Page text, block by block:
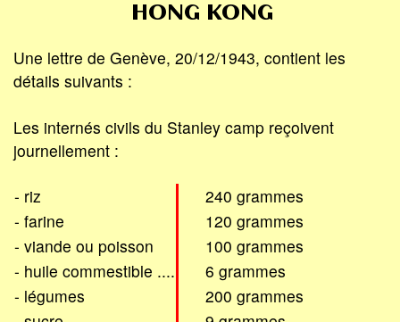
HONG KONG
Une lettre de Genève, 20/12/1943, contient les
détails suivants :
Les internés civils du Stanley camp reçoivent
journellement :
- riz
240 grammes
- farine
120 grammes
- viande ou poisson
100 grammes
- huile commestible ....
6 grammes
- légumes
200 grammes